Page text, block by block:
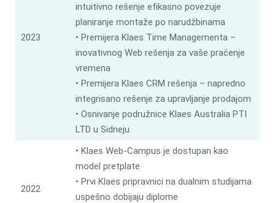
2023
intuitivno rešenje efikasno povezuje
planiranje montaže po narudžbinama
• Premijera Klaes Time Managementa –
inovativnog Web rešenja za vaše praćenje
vremena
• Premijera Klaes CRM rešenja – napredno
integrisano rešenje za upravljanje prodajom
• Osnivanje podružnice Klaes Australia PTI
LTD u Sidneju
2022
• Klaes Web-Campus je dostupan kao
model pretplate
• Prvi Klaes pripravnici na dualnim studijama
uspešno dobijaju diplome